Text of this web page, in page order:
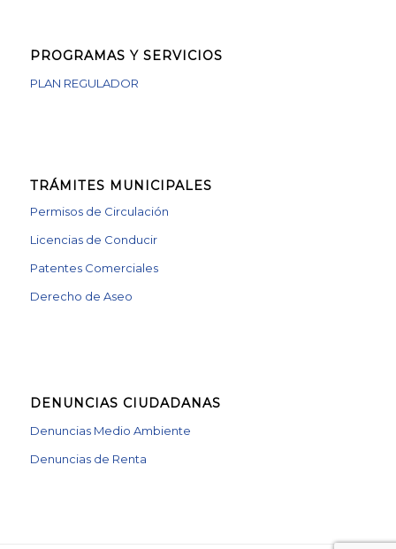
PROGRAMAS Y SERVICIOS
PLAN REGULADOR
TRÁMITES MUNICIPALES
Permisos de Circulación
Licencias de Conducir
Patentes Comerciales
Derecho de Aseo
DENUNCIAS CIUDADANAS
Denuncias Medio Ambiente
Denuncias de Renta